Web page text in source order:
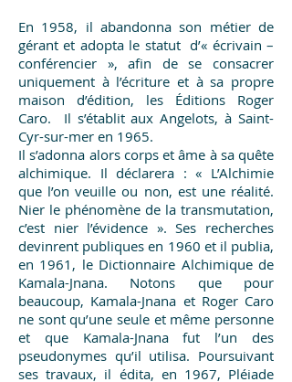
En 1958, il abandonna son métier de
gérant et adopta le statut d’« écrivain –
conférencier », afin de se consacrer
uniquement à l’écriture et à sa propre
maison d’édition, les Éditions Roger
Caro. Il s’établit aux Angelots, à Saint-
Cyr-sur-mer en 1965.
Il s’adonna alors corps et âme à sa quête
alchimique. Il déclarera : « L’Alchimie
que l’on veuille ou non, est une réalité.
Nier le phénomène de la transmutation,
c’est nier l’évidence ». Ses recherches
devinrent publiques en 1960 et il publia,
en 1961, le Dictionnaire Alchimiquede
Kamala-Jnana. Notons que pour
beaucoup, Kamala-Jnana et Roger Caro
ne sont qu’une seule et même personne
et que Kamala-Jnana fut l’un des
pseudonymes qu’il utilisa. Poursuivant
ses travaux, il édita, en 1967, Pléiade